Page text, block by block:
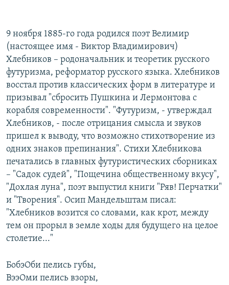
9 ноября 1885-го года родился поэт Велимир
(настоящее имя - Виктор Владимирович)
Хлебников – родоначальник и теоретик русского
футуризма, реформатор русского языка. Хлебников
восстал против классических форм в литературе и
призывал "сбросить Пушкина и Лермонтова с
корабля современности". "Футуризм, - утверждал
Хлебников, - после отрицания смысла и звуков
пришел к выводу, что возможно стихотворение из
одних знаков препинания". Стихи Хлебникова
печатались в главных футуристических сборниках
– "Садок судей", "Пощечина общественному вкусу",
"Дохлая луна", поэт выпустил книги "Ряв! Перчатки"
и "Творения". Осип Мандельштам писал:
"Хлебников возится со словами, как крот, между
тем он прорыл в земле ходы для будущего на целое
столетие..."
БобэОби пелись губы,
ВээОми пелись взоры,